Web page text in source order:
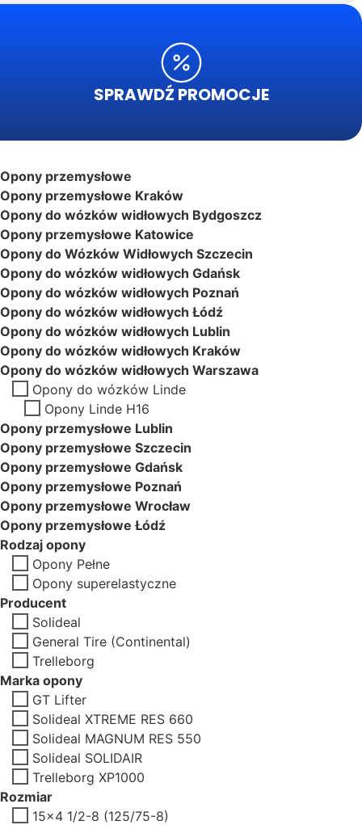
SPRAWDŹ PROMOCJE
Opony przemysłowe
Opony przemysłowe Kraków
Opony do wózków widłowych Bydgoszcz
Opony przemysłowe Katowice
Opony do Wózków Widłowych Szczecin
Opony do wózków widłowych Gdańsk
Opony do wózków widłowych Poznań
Opony do wózków widłowych Łódź
Opony do wózków widłowych Lublin
Opony do wózków widłowych Kraków
Opony do wózków widłowych Warszawa
Opony do wózków Linde
Opony Linde H16
Opony przemysłowe Lublin
Opony przemysłowe Szczecin
Opony przemysłowe Gdańsk
Opony przemysłowe Poznań
Opony przemysłowe Wrocław
Opony przemysłowe Łódź
Rodzaj opony
Opony Pełne
Opony superelastyczne
Producent
Solideal
General Tire (Continental)
Trelleborg
Marka opony
GT Lifter
Solideal XTREME RES 660
Solideal MAGNUM RES 550
Solideal SOLIDAIR
Trelleborg XP1000
Rozmiar
15x4 1/2-8 (125/75-8)